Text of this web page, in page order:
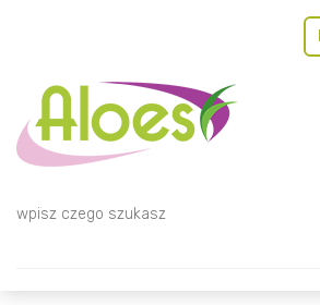
wpisz czego szukasz